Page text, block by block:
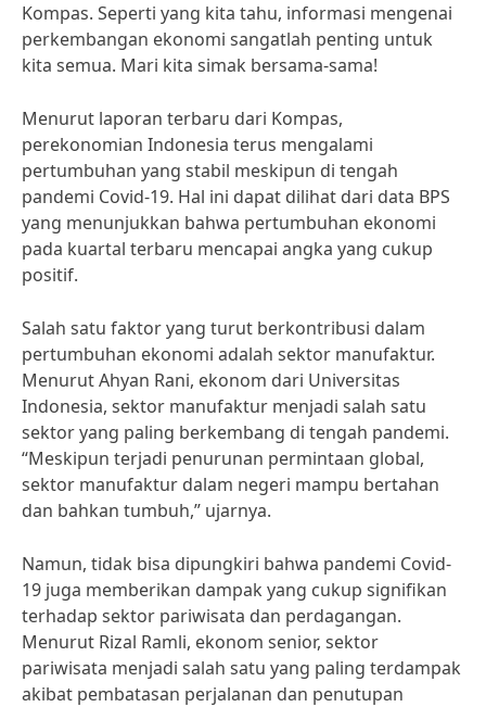
Kompas. Seperti yang kita tahu, informasi mengenai
perkembangan ekonomi sangatlah penting untuk
kita semua. Mari kita simak bersama-sama!
Menurut laporan terbaru dari Kompas,
perekonomian Indonesia terus mengalami
pertumbuhan yang stabil meskipun di tengah
pandemi Covid-19. Hal ini dapat dilihat dari data BPS
yang menunjukkan bahwa pertumbuhan ekonomi
pada kuartal terbaru mencapai angka yang cukup
positif.
Salah satu faktor yang turut berkontribusi dalam
pertumbuhan ekonomi adalah sektor manufaktur.
Menurut Ahyan Rani, ekonom dari Universitas
Indonesia, sektor manufaktur menjadi salah satu
sektor yang paling berkembang di tengah pandemi.
“Meskipun terjadi penurunan permintaan global,
sektor manufaktur dalam negeri mampu bertahan
dan bahkan tumbuh,” ujarnya.
Namun, tidak bisa dipungkiri bahwa pandemi Covid-
19 juga memberikan dampak yang cukup signifikan
terhadap sektor pariwisata dan perdagangan.
Menurut Rizal Ramli, ekonom senior, sektor
pariwisata menjadi salah satu yang paling terdampak
akibat pembatasan perjalanan dan penutupan